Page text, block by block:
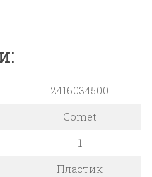
2416034500
Comet
1
Пластик